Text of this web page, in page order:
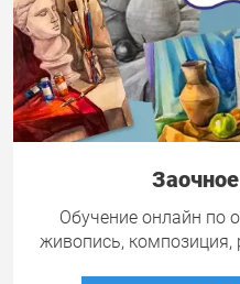
Обучение онлайн по
живопись, композиция,